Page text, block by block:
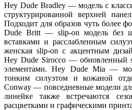
Hey Dude Bradley — модель с
структурированной верхней
Подходит для образов чуть более
Dude Britt — slip-on модель без
вставками и расслабленным
женская slip-on с акцентным
Hey Dude Sirocco — обновленный
элементами. Hey Dude Mia —
тонким силуэтом и кожаной
Conway — повседневные модели
линейке также встречаются
расцветками и графическими